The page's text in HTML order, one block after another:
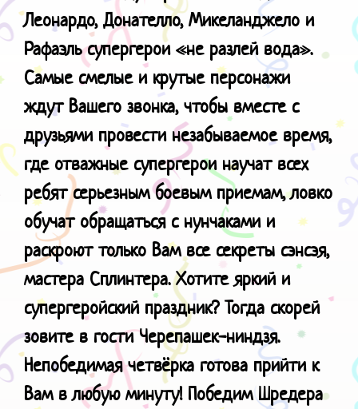
Леонардо, Донателло, Микеланджело и
Рафаэль супергерои «не разлей вода».
Самые смелые и крутые персонажи
ждут Вашего звонка, чтобы вместе с
друзьями провести незабываемое время,
где отважные супергерои научат всех
ребят серьезным боевым приемам, ловко
обучат обращаться с нунчаками и
раскроют только Вам все секреты сэнсэя,
мастера Сплинтера. Хотите яркий и
супергеройский праздник? Тогда скорей
зовите в гости Черепашек-ниндзя.
Непобедимая четвёрка готова прийти к
Вам в любую минуту! Победим Шредера